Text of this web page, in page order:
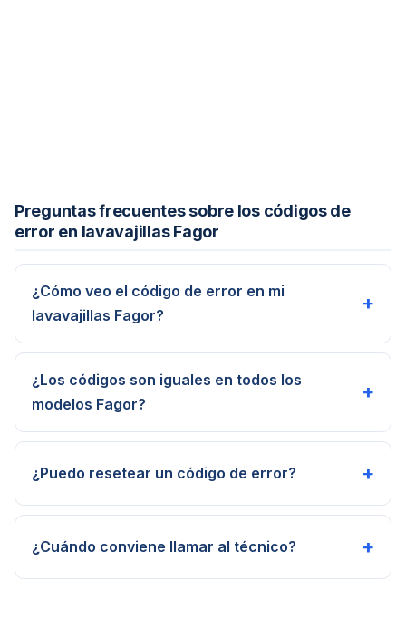
Preguntas frecuentes sobre los códigos de
error en lavavajillas Fagor
¿Cómo veo el código de error en mi
lavavajillas Fagor?
+
¿Los códigos son iguales en todos los
modelos Fagor?
+
¿Puedo resetear un código de error? +
¿Cuándo conviene llamar al técnico? +